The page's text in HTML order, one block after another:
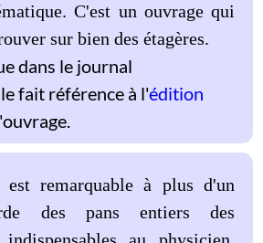
C'est un ouvrage qui
sur bien des étagères.
dans le journal
fait référence à l'édition
est remarquable à plus d'un
des pans entiers des